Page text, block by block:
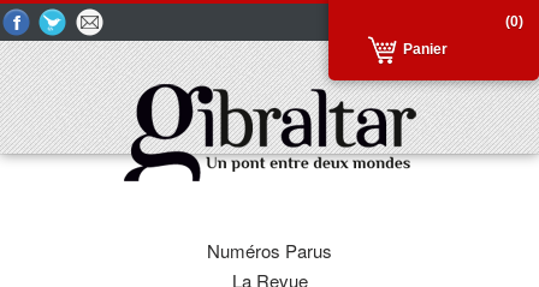
(0)
Panier
Numéros Parus
La Revue